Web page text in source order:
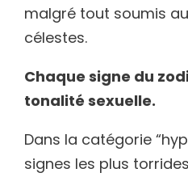
malgré tout soumis
célestes.
Chaque signe du
tonalité sexuelle.
Dans la catégorie
signes les plus